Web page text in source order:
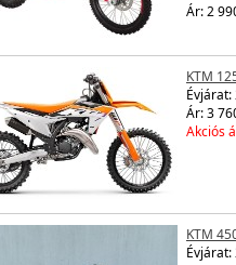
Ár: 2
KTM
Évjárat:
Ár: 3
Akciós
KTM
Évjárat: